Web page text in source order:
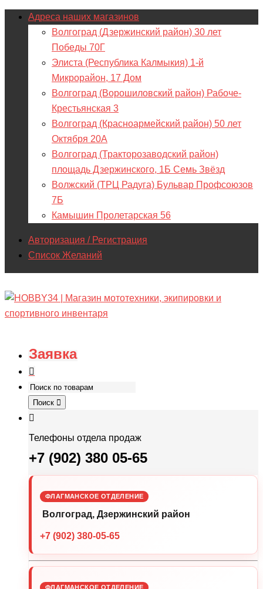
Адреса наших магазинов
Волгоград (Дзержинский район) 30 лет
Победы 70Г
Элиста (Республика Калмыкия) 1-й
Микрорайон, 17 Дом
Волгоград (Ворошиловский район) Рабоче-
Крестьянская 3
Волгоград (Красноармейский район) 50 лет
Октября 20А
Волгоград (Тракторозаводский район)
площадь Дзержинского, 1Б Семь Звёзд
Волжский (ТРЦ Радуга) Бульвар Профсоюзов
7Б
Камышин Пролетарская 56
Авторизация / Регистрация
Список Желаний
Заявка
Поиск
Телефоны отдела продаж
+7 (902) 380 05-65
ФЛАГМАНСКОЕ ОТДЕЛЕНИЕ
Волгоград, Дзержинский район
+7 (902) 380-05-65
ФЛАГМАНСКОЕ ОТДЕЛЕНИЕ